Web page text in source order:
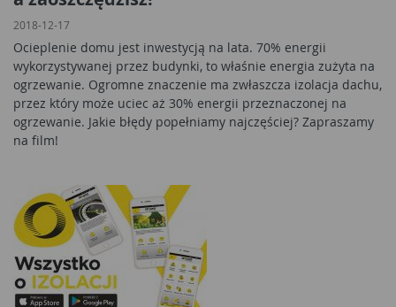
2018-12-17
Ocieplenie domu jest inwestycją na lata. 70% energii
wykorzystywanej przez budynki, to właśnie energia zużyta na
ogrzewanie. Ogromne znaczenie ma zwłaszcza izolacja dachu,
przez który może uciec aż 30% energii przeznaczonej na
ogrzewanie. Jakie błędy popełniamy najczęściej? Zapraszamy
na film!